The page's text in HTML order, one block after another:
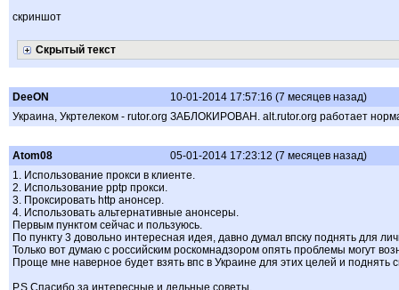
скриншот
Скрытый текст
DeeON
10-01-2014 17:57:16 (7 месяцев назад)
Украина, Укртелеком - rutor.org ЗАБЛОКИРОВАН. alt.rutor.org работает
Atom08
05-01-2014 17:23:12 (7 месяцев назад)
1. Использование прокси в клиенте.
2. Использование pptp прокси.
3. Проксировать http анонсер.
4. Использовать альтернативные анонсеры.
Первым пунктом сейчас и пользуюсь.
По пункту 3 довольно интересная идея, давно думал впску поднять для
Только вот думаю с российским роскомнадзором опять проблемы могут
Проще мне наверное будет взять впс в Украине для этих целей и поднять